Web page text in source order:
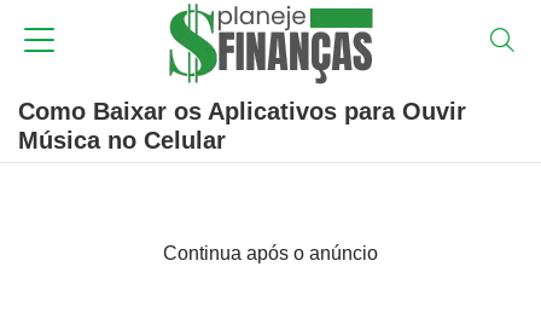
Como Baixar os Aplicativos para Ouvir
Música no Celular
Continua após o anúncio